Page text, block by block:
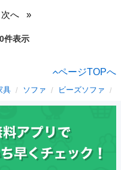
次へ
件表示
ページTOPへ
具 ソファ ビーズソファ